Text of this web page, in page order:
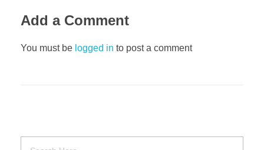
Add a Comment
You must be logged in to post a comment